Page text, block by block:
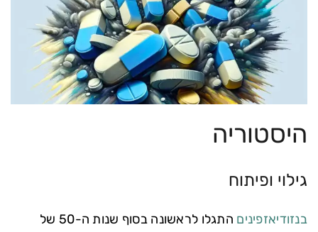
היסטוריה
גילוי ופיתוח
בנזודיאזפינים
התגלו לראשונה בסוף שנות ה-50 של